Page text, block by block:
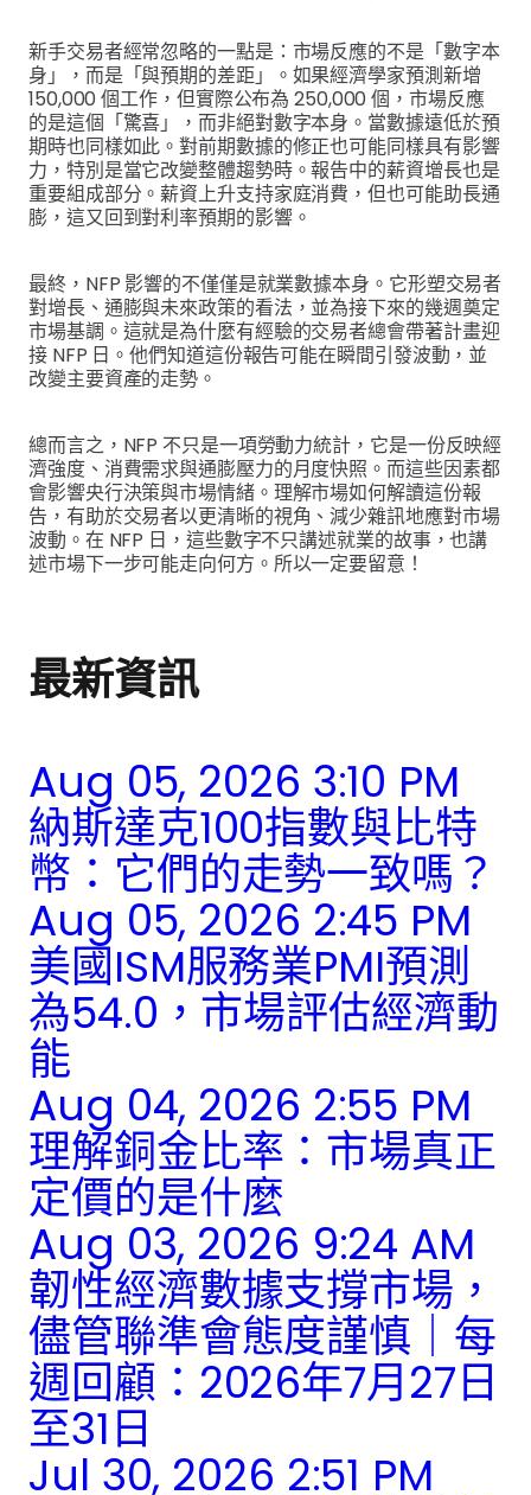
新手交易者經常忽略的一點是：市場反應的不是「數字本
身」，而是「與預期的差距」。如果經濟學家預測新增
150,000 個工作，但實際公布為 250,000 個，市場反應
的是這個「驚喜」，而非絕對數字本身。當數據遠低於預
期時也同樣如此。對前期數據的修正也可能同樣具有影響
力，特別是當它改變整體趨勢時。報告中的薪資增長也是
重要組成部分。薪資上升支持家庭消費，但也可能助長通
膨，這又回到對利率預期的影響。
最終，NFP 影響的不僅僅是就業數據本身。它形塑交易者
對增長、通膨與未來政策的看法，並為接下來的幾週奠定
市場基調。這就是為什麼有經驗的交易者總會帶著計畫迎
接 NFP 日。他們知道這份報告可能在瞬間引發波動，並
改變主要資產的走勢。
總而言之，NFP 不只是一項勞動力統計，它是一份反映經
濟強度、消費需求與通膨壓力的月度快照。而這些因素都
會影響央行決策與市場情緒。理解市場如何解讀這份報
告，有助於交易者以更清晰的視角、減少雜訊地應對市場
波動。在 NFP 日，這些數字不只講述就業的故事，也講
述市場下一步可能走向何方。所以一定要留意！
最新資訊
Aug 05, 2026 3:10 PM
納斯達克100指數與比特
幣：它們的走勢一致嗎？
Aug 05, 2026 2:45 PM
美國ISM服務業PMI預測
為54.0，市場評估經濟動
能
Aug 04, 2026 2:55 PM
理解銅金比率：市場真正
定價的是什麼
Aug 03, 2026 9:24 AM
韌性經濟數據支撐市場，
儘管聯準會態度謹慎｜每
週回顧：2026年7月27日
至31日
Jul 30, 2026 2:51 PM